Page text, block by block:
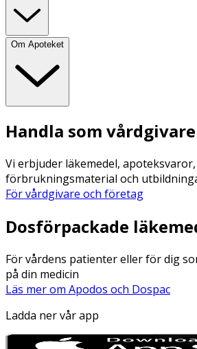
Om Apoteket
Handla som
Vi erbjuder läkemedel, apoteksvaror,
förbrukningsmaterial och
För vårdgivare och företag
Dosförpackade
För vårdens patienter eller för dig
på din medicin
Läs mer om Apodos och Dospac
Ladda ner vår app